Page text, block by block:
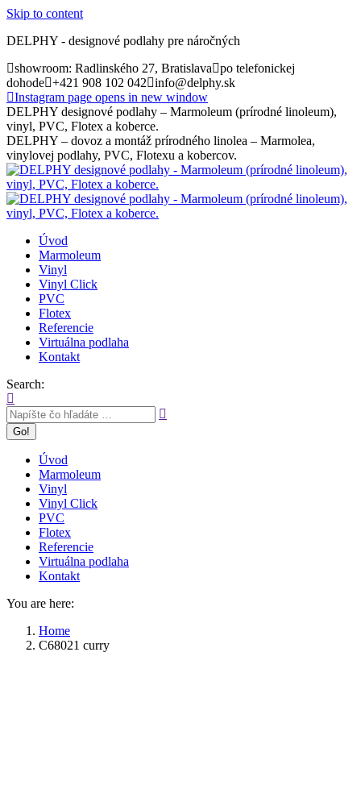
Skip to content
DELPHY - designové podlahy pre náročných
showroom: Radlinského 27, Bratislava
po telefonickej
dohode +421 908 102 042
info@delphy.sk
Instagram page opens in new window
DELPHY designové podlahy – Marmoleum (prírodné linoleum),
vinyl, PVC, Flotex a koberce.
DELPHY – dovoz a montáž prírodného linolea – Marmolea,
vinylovej podlahy, PVC, Flotexu a kobercov.
Úvod
Marmoleum
Vinyl
Vinyl Click
PVC
Flotex
Referencie
Virtuálna podlaha
Kontakt
Search:
Úvod
Marmoleum
Vinyl
Vinyl Click
PVC
Flotex
Referencie
Virtuálna podlaha
Kontakt
You are here:
Home
C68021 curry